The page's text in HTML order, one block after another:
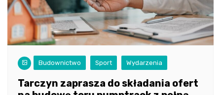
Budownictwo Sport Wydarzenia
Tarczyn zaprasza do składania ofert